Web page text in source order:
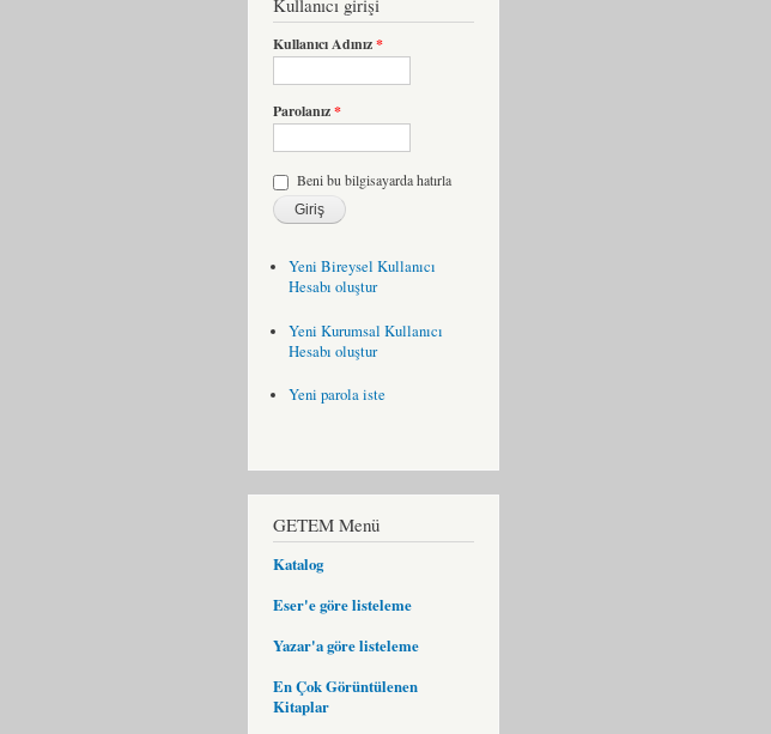
Kullanıcı Adınız*
Parolanız*
Beni bu bilgisayarda hatırla
Yeni Bireysel Kullanıcı
Hesabı oluştur
Yeni Kurumsal Kullanıcı
Hesabı oluştur
Yeni parola iste
GETEM Menü
Katalog
Eser'e göre listeleme
Yazar'a göre listeleme
En Çok Görüntülenen
Kitaplar